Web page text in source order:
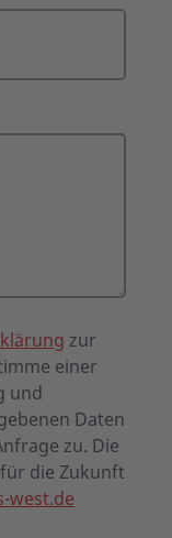
zur
einer
und
Daten
zu. Die
die Zukunft
west.de